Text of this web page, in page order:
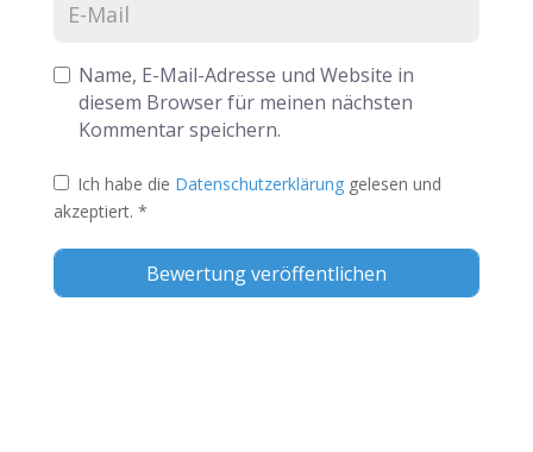
Name, E-Mail-Adresse und Website in
diesem Browser für meinen nächsten
Kommentar speichern.
Ich habe die Datenschutzerklärung gelesen und
akzeptiert. *